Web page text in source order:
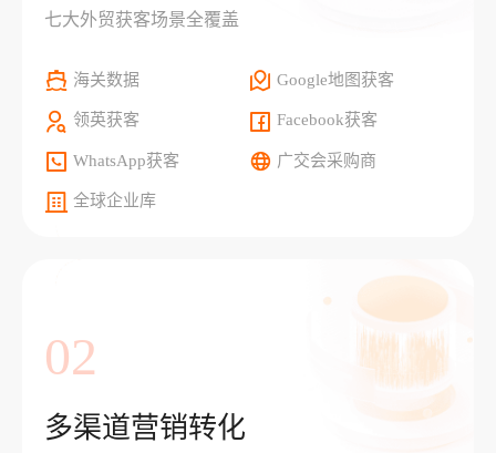
七大外贸获客场景全覆盖
海关数据 Google地图获客
领英获客 Facebook获客
WhatsApp获客 广交会采购商
全球企业库
02
多渠道营销转化